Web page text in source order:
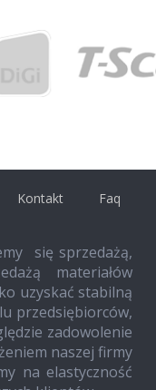
Kontakt Faq
się sprzedażą,
materiałów
uzyskać stabilną
przedsiębiorców,
zadowolenie
naszej firmy
na elastyczność